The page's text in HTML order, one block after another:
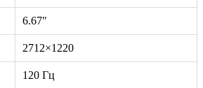
6.67"
2712×1220
120 Гц